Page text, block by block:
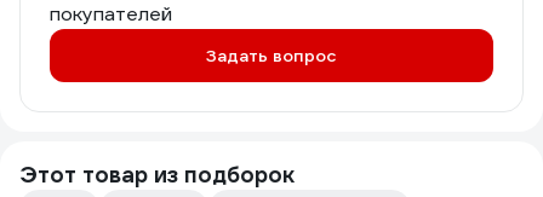
покупателей
Задать вопрос
Этот товар из подборок